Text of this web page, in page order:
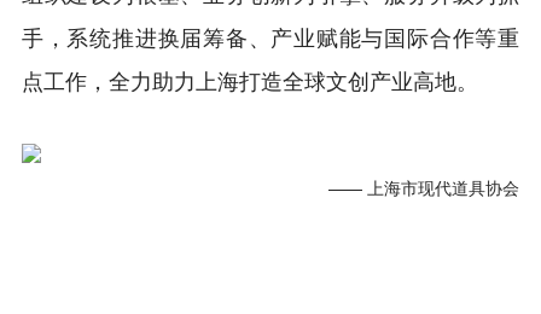
手，系统推进换届筹备、产业赋能与国际合作等重
点工作，全力助力上海打造全球文创产业高地。
—— 上海市现代道具协会